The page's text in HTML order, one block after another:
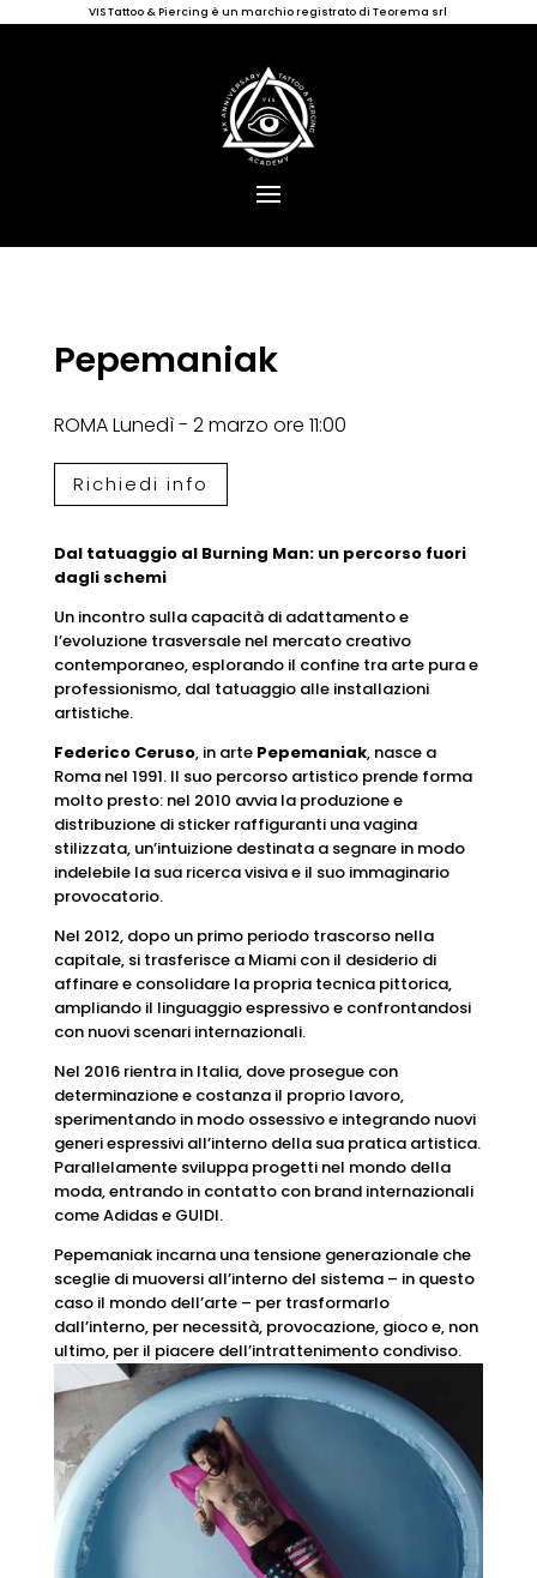
VIS Tattoo & Piercing è un marchio registrato di Teorema srl
Pepemaniak
ROMA Lunedì - 2 marzo ore 11:00
Richiedi info
Dal tatuaggio al Burning Man: un percorso fuori
dagli schemi
Un incontro sulla capacità di adattamento e
l’evoluzione trasversale nel mercato creativo
contemporaneo, esplorando il confine tra arte pura e
professionismo, dal tatuaggio alle installazioni
artistiche.
Federico Ceruso, in arte Pepemaniak, nasce a
Roma nel 1991. Il suo percorso artistico prende forma
molto presto: nel 2010 avvia la produzione e
distribuzione di sticker raffiguranti una vagina
stilizzata, un’intuizione destinata a segnare in modo
indelebile la sua ricerca visiva e il suo immaginario
provocatorio.
Nel 2012, dopo un primo periodo trascorso nella
capitale, si trasferisce a Miami con il desiderio di
affinare e consolidare la propria tecnica pittorica,
ampliando il linguaggio espressivo e confrontandosi
con nuovi scenari internazionali.
Nel 2016 rientra in Italia, dove prosegue con
determinazione e costanza il proprio lavoro,
sperimentando in modo ossessivo e integrando nuovi
generi espressivi all’interno della sua pratica artistica.
Parallelamente sviluppa progetti nel mondo della
moda, entrando in contatto con brand internazionali
come Adidas e GUIDI.
Pepemaniak incarna una tensione generazionale che
sceglie di muoversi all’interno del sistema – in questo
caso il mondo dell’arte – per trasformarlo
dall’interno, per necessità, provocazione, gioco e, non
ultimo, per il piacere dell’intrattenimento condiviso.